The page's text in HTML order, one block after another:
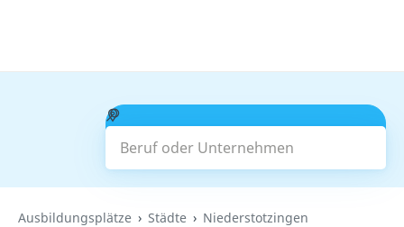
Beruf oder Unternehmen
Suchen
Ausbildungsplätze Städte Niederstotzingen